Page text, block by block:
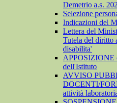
Demetrio a.s.
Selezione
Indicazioni del
Lettera del
Tutela del diritto
disabilita'
APPOSIZIONE
dell'Istituto
AVVISO
DOCENTI/
attività